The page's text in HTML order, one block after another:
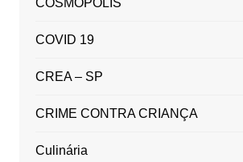
COSMÓPOLIS
COVID 19
CREA – SP
CRIME CONTRA CRIANÇA
Culinária